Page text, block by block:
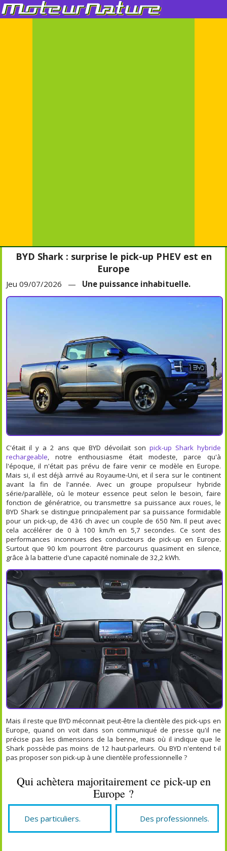
BYD Shark : surprise le pick-up PHEV est en
Europe
Jeu 09/07/2026 — Une puissance inhabituelle.
C'était il y a 2 ans que BYD dévoilait son pick-up Shark hybride
rechargeable, notre enthousiasme était modeste, parce qu'à
l'époque, il n'était pas prévu de faire venir ce modèle en Europe.
Mais si, il est déjà arrivé au Royaume-Uni, et il sera sur le continent
avant la fin de l'année. Avec un groupe propulseur hybride
série/parallèle, où le moteur essence peut selon le besoin, faire
fonction de génératrice, ou transmettre sa puissance aux roues, le
BYD Shark se distingue principalement par sa puissance formidable
pour un pick-up, de 436 ch avec un couple de 650 Nm. Il peut avec
cela accélérer de 0 à 100 km/h en 5,7 secondes. Ce sont des
performances inconnues des conducteurs de pick-up en Europe.
Surtout que 90 km pourront être parcourus quasiment en silence,
grâce à la batterie d'une capacité nominale de 32,2 kWh.
Mais il reste que BYD méconnait peut-être la clientèle des pick-ups en
Europe, quand on voit dans son communiqué de presse qu'il ne
précise pas les dimensions de la benne, mais où il indique que le
Shark possède pas moins de 12 haut-parleurs. Ou BYD n'entend t-il
pas proposer son pick-up à une clientèle professionnelle ?
Qui achètera majoritairement ce pick-up en
Europe ?
Des particuliers. Des professionnels.